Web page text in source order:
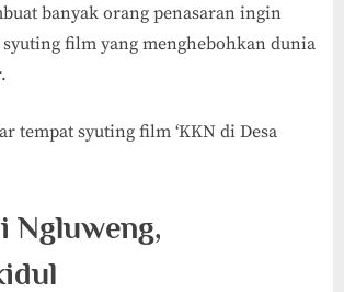
banyak orang penasaran ingin
film yang menghebohkan dunia
tempat syuting film ‘KKN di Desa
Ngluweng,